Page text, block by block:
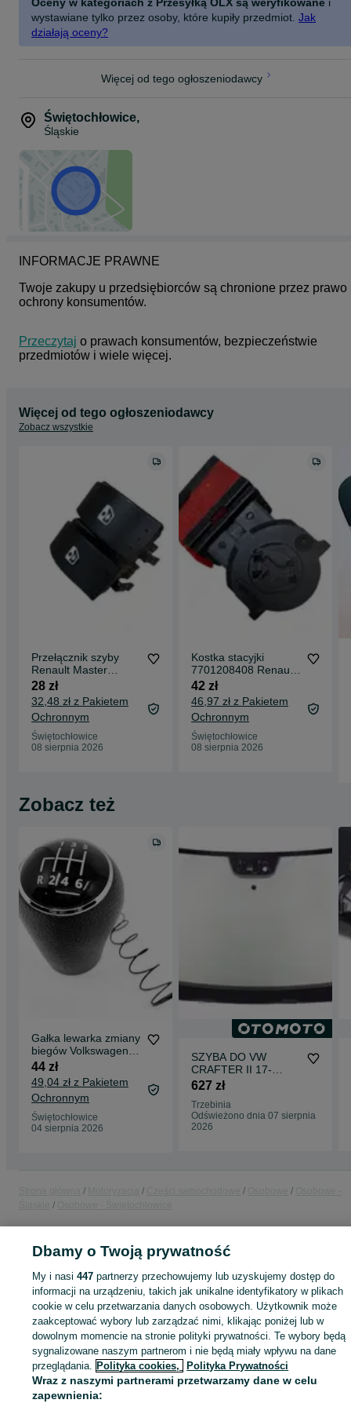
wystawiane tylko przez osoby, które kupiły przedmiot. Jak
działają oceny?
Więcej od tego ogłoszeniodawcy
Świętochłowice,
Śląskie
INFORMACJE PRAWNE
Twoje zakupy u przedsiębiorców są chronione przez prawo
ochrony konsumentów.
Przeczytaj o prawach konsumentów, bezpieczeństwie
przedmiotów i wiele więcej.
Więcej od tego ogłoszeniodawcy
Zobacz wszystkie
Przełącznik szyby
Renault Master
Kangoo Clio Thalia
Modus Nissan
Interstar
28 zł
32,48 zł z Pakietem
Ochronnym
Świętochłowice
08 sierpnia 2026
Kostka stacyjki
7701208408 Renault
Master Clio Modus
Movano NV400 4-pin
42 zł
46,97 zł z Pakietem
Ochronnym
Świętochłowice
08 sierpnia 2026
Zobacz też
Gałka lewarka zmiany
biegów Volkswagen
Crafter 30 - 50 nowa
parts4van
44 zł
49,04 zł z Pakietem
Ochronnym
Świętochłowice
04 sierpnia 2026
SZYBA DO VW
CRAFTER II 17-
+CAM +SENS
627 zł
Trzebinia
Odświeżono dnia 07 sierpnia
2026
KATEGORIA
ID:996709644
Kup
Dbamy o Twoją prywatność
My i nasi447 partnerzy przechowujemy lub uzyskujemy dostęp do
informacji na urządzeniu, takich jak unikalne identyfikatory w plikach
cookie w celu przetwarzania danych osobowych. Użytkownik może
zaakceptować wybory lub zarządzać nimi, klikając poniżej lub w
dowolnym momencie na stronie polityki prywatności. Te wybory będą
sygnalizowane naszym partnerom i nie będą miały wpływu na dane
przeglądania. Polityka cookies, Polityka Prywatności
Wraz z naszymi partnerami przetwarzamy dane w celu
zapewnienia: